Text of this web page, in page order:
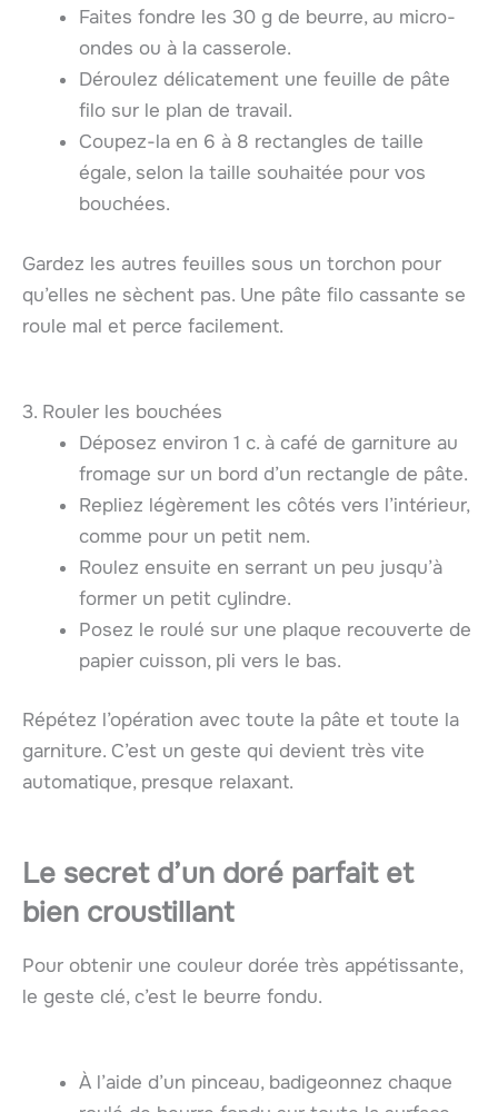
Faites fondre les 30 g de beurre, au micro-
ondes ou à la casserole.
Déroulez délicatement une feuille de pâte
filo sur le plan de travail.
Coupez-la en 6 à 8 rectangles de taille
égale, selon la taille souhaitée pour vos
bouchées.
Gardez les autres feuilles sous un torchon pour
qu’elles ne sèchent pas. Une pâte filo cassante se
roule mal et perce facilement.
3. Rouler les bouchées
Déposez environ 1 c. à café de garniture au
fromage sur un bord d’un rectangle de pâte.
Repliez légèrement les côtés vers l’intérieur,
comme pour un petit nem.
Roulez ensuite en serrant un peu jusqu’à
former un petit cylindre.
Posez le roulé sur une plaque recouverte de
papier cuisson, pli vers le bas.
Répétez l’opération avec toute la pâte et toute la
garniture. C’est un geste qui devient très vite
automatique, presque relaxant.
Le secret d’un doré parfait et
bien croustillant
Pour obtenir une couleur dorée très appétissante,
le geste clé, c’est le beurre fondu.
À l’aide d’un pinceau, badigeonnez chaque